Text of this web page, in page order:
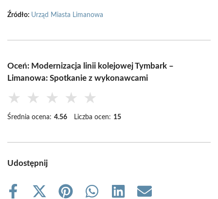
Źródło: Urząd Miasta Limanowa
Oceń: Modernizacja linii kolejowej Tymbark –
Limanowa: Spotkanie z wykonawcami
★ ★ ★ ★ ★
Średnia ocena: 4.56 Liczba ocen: 15
Udostępnij
Share
Share
Share
Share
Share
Share